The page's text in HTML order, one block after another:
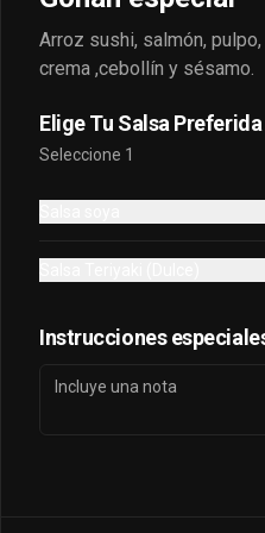
Despacho
Términos y condiciones
Redes sociales
Instagram
Mi cuenta
Arroz sushi, salmón,
crema ,cebollín y sésamo.
Elige Tu Salsa Preferida
Seleccione 1
Instrucciones